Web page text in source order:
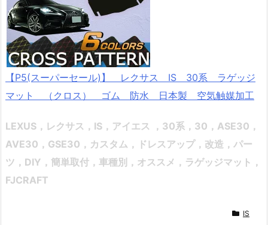
【P5(スーパーセール)】 レクサス IS 30系 ラゲッジ
マット （クロス） ゴム 防水 日本製 空気触媒加工
LEXUS，レクサス，IS，アイエス ，30系，30， ASE30，
AVE30，GSE30 ， カスタム，ドレスアップ，改造，パー
ツ，DIY，簡単取付，車種別，オススメ ，ラゲッジマット，
FJCRAFT
IS